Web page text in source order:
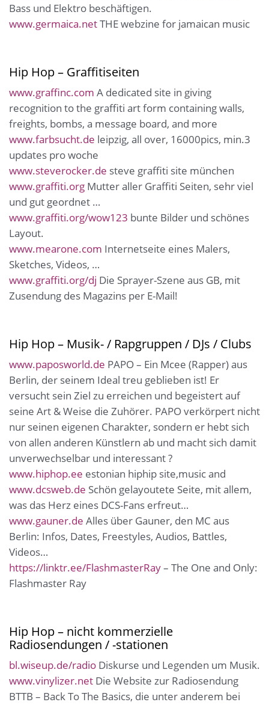
Bass und Elektro beschäftigen.
www.germaica.netTHE webzine for jamaican music
Hip Hop – Graffitiseiten
www.graffinc.com A dedicated site in giving
recognition to the graffiti art form containing walls,
freights, bombs, a message board, and more
www.farbsucht.de leipzig, all over, 16000pics, min.3
updates pro woche
www.steverocker.de steve graffiti site münchen
www.graffiti.org Mutter aller Graffiti Seiten, sehr viel
und gut geordnet …
www.graffiti.org/wow123 bunte Bilder und schönes
Layout.
www.mearone.com Internetseite eines Malers,
Sketches, Videos, …
www.graffiti.org/dj Die Sprayer-Szene aus GB, mit
Zusendung des Magazins per E-Mail!
Hip Hop – Musik- / Rapgruppen / DJs / Clubs
www.paposworld.de PAPO – Ein Mcee (Rapper) aus
Berlin, der seinem Ideal treu geblieben ist! Er
versucht sein Ziel zu erreichen und begeistert auf
seine Art & Weise die Zuhörer. PAPO verkörpert nicht
nur seinen eigenen Charakter, sondern er hebt sich
von allen anderen Künstlern ab und macht sich damit
unverwechselbar und interessant ?
www.hiphop.ee estonian hiphip site,music and
www.dcsweb.de Schön gelayoutete Seite, mit allem,
was das Herz eines DCS-Fans erfreut…
www.gauner.de Alles über Gauner, den MC aus
Berlin: Infos, Dates, Freestyles, Audios, Battles,
Videos…
https://linktr.ee/FlashmasterRay– The One and Only:
Flashmaster Ray
Hip Hop – nicht kommerzielle
Radiosendungen / -stationen
bl.wiseup.de/radio Diskurse und Legenden um Musik.
www.vinylizer.net Die Website zur Radiosendung
BTTB – Back To The Basics, die unter anderem bei